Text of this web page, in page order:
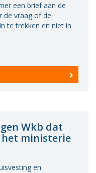
een brief aan de
de vraag of de
te trekken en niet in
Wkb dat
ministerie
en